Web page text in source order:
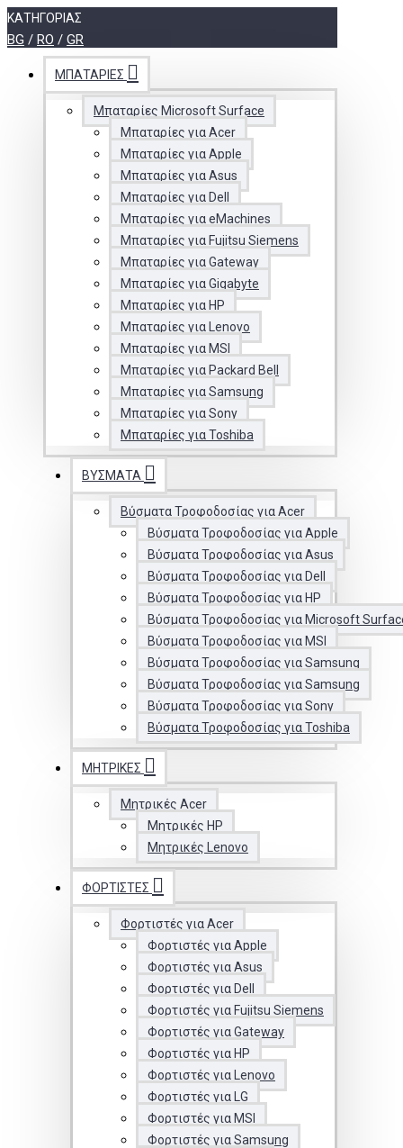
ΚΑΤΗΓΟΡΊΑΣ
BG / RO / GR
ΜΠΑΤΑΡΊΕΣ
Μπαταρίες Microsoft Surface
Μπαταρίες για Acer
Μπαταρίες για Apple
Μπαταρίες για Asus
Μπαταρίες για Dell
Μπαταρίες για eMachines
Μπαταρίες για Fujitsu Siemens
Μπαταρίες για Gateway
Μπαταρίες για Gigabyte
Μπαταρίες για HP
Μπαταρίες για Lenovo
Μπαταρίες για MSI
Μπαταρίες για Packard Bell
Μπαταρίες για Samsung
Μπαταρίες για Sony
Μπαταρίες για Toshiba
ΒΎΣΜΑΤΑ
Βύσματα Τροφοδοσίας για Acer
Βύσματα Τροφοδοσίας για Apple
Βύσματα Τροφοδοσίας για Asus
Βύσματα Τροφοδοσίας για Dell
Βύσματα Τροφοδοσίας για HP
Βύσματα Τροφοδοσίας για Microsoft
Βύσματα Τροφοδοσίας για MSI
Βύσματα Τροφοδοσίας για Samsung
Βύσματα Τροφοδοσίας για Samsung
Βύσματα Τροφοδοσίας για Sony
Βύσματα Τροφοδοσίας για Toshiba
ΜΗΤΡΙΚΈΣ
Μητρικές Acer
Μητρικές HP
Μητρικές Lenovo
ΦΟΡΤΙΣΤΈΣ
Φορτιστές για Acer
Φορτιστές για Apple
Φορτιστές για Asus
Φορτιστές για Dell
Φορτιστές για Fujitsu Siemens
Φορτιστές για Gateway
Φορτιστές για HP
Φορτιστές για Lenovo
Φορτιστές για LG
Φορτιστές για MSI
Φορτιστές για Samsung